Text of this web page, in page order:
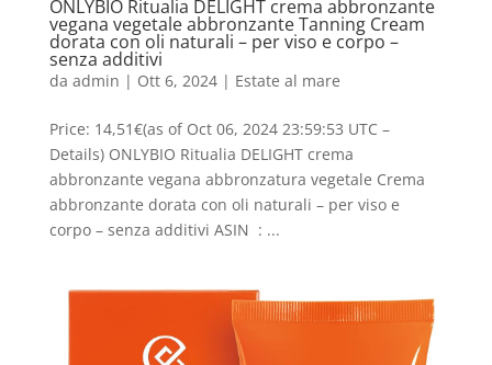
ONLYBIO Ritualia DELIGHT crema abbronzante
vegana vegetale abbronzante Tanning Cream
dorata con oli naturali – per viso e corpo –
senza additivi
da admin | Ott 6, 2024| Estate al mare
Price: 14,51€(as of Oct 06, 2024 23:59:53 UTC –
Details) ONLYBIO Ritualia DELIGHT crema
abbronzante vegana abbronzatura vegetale Crema
abbronzante dorata con oli naturali – per viso e
corpo – senza additivi ASIN ‏ : ‎...